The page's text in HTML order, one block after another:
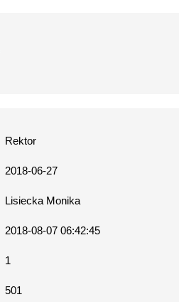
Rektor
2018-06-27
Lisiecka Monika
2018-08-07 06:42:45
1
501